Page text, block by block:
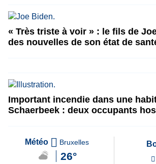
« Très triste à voir » : le fils de
des nouvelles de son état de
Important incendie dans une
Schaerbeek : deux occupants
Météo Bruxelles
26°